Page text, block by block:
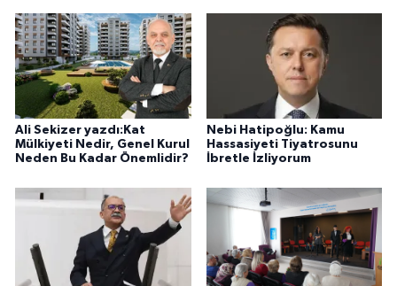
Ali Sekizer yazdı:Kat
Mülkiyeti Nedir, Genel Kurul
Neden Bu Kadar Önemlidir?
Nebi Hatipoğlu: Kamu
Hassasiyeti Tiyatrosunu
İbretle İzliyorum